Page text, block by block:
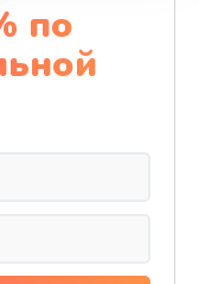
по